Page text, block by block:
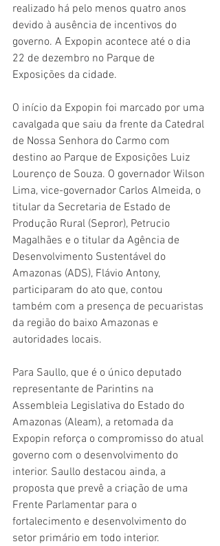
realizado há pelo menos quatro anos
devido à ausência de incentivos do
governo. A Expopin acontece até o dia
22 de dezembro no Parque de
Exposições da cidade.
O início da Expopin foi marcado por uma
cavalgada que saiu da frente da Catedral
de Nossa Senhora do Carmo com
destino ao Parque de Exposições Luiz
Lourenço de Souza. O governador Wilson
Lima, vice-governador Carlos Almeida, o
titular da Secretaria de Estado de
Produção Rural (Sepror), Petrucio
Magalhães e o titular da Agência de
Desenvolvimento Sustentável do
Amazonas (ADS), Flávio Antony,
participaram do ato que, contou
também com a presença de pecuaristas
da região do baixo Amazonas e
autoridades locais.
Para Saullo, que é o único deputado
representante de Parintins na
Assembleia Legislativa do Estado do
Amazonas (Aleam), a retomada da
Expopin reforça o compromisso do atual
governo com o desenvolvimento do
interior. Saullo destacou ainda, a
proposta que prevê a criação de uma
Frente Parlamentar para o
fortalecimento e desenvolvimento do
setor primário em todo interior.